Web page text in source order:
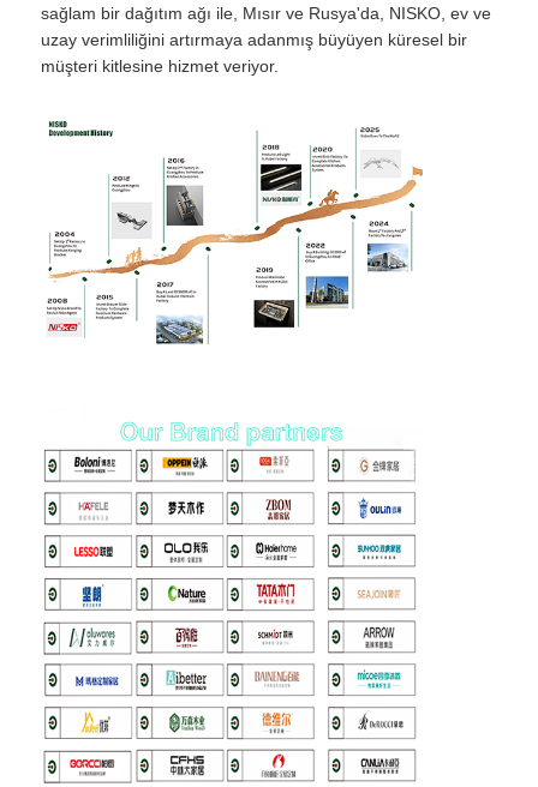
sağlam bir dağıtım ağı ile, Mısır ve Rusya'da, NISKO, ev ve
uzay verimliliğini artırmaya adanmış büyüyen küresel bir
müşteri kitlesine hizmet veriyor.